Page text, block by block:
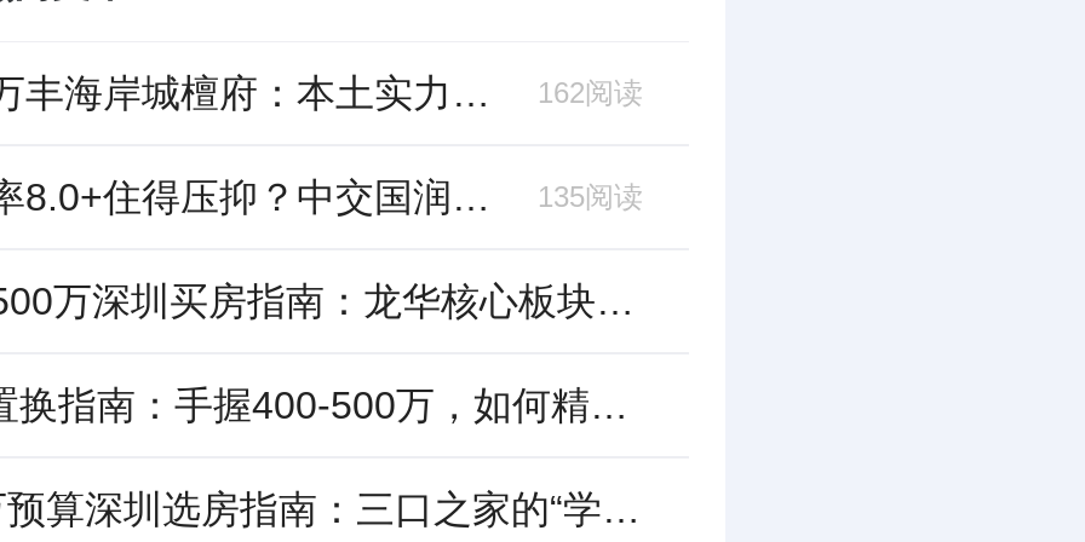
深圳万丰海岸城檀府：本土实力派开发商，如何以口碑与兑现力领跑宝安改善市场？ 162阅读
容积率8.0+住得压抑？中交国润华府用“高得房率”与“核心配套”重新定义舒适 135阅读
400-500万深圳买房指南：龙华核心板块性价比深度测评，中交国润华府凭何突围？
龙华置换指南：手握400-500万，如何精准锁定“高得房+强配套”的改善新盘？
500万预算深圳选房指南：三口之家的“学区+改善”最优解，这份榜单请收好